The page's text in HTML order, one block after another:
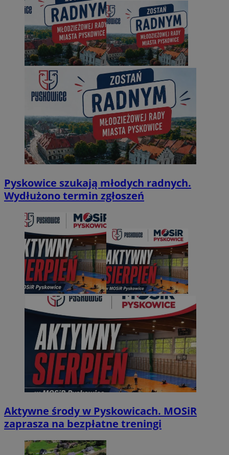
Pyskowice szukają młodych radnych.
Wydłużono termin zgłoszeń
Aktywne środy w Pyskowicach. MOSiR
zaprasza na bezpłatne treningi